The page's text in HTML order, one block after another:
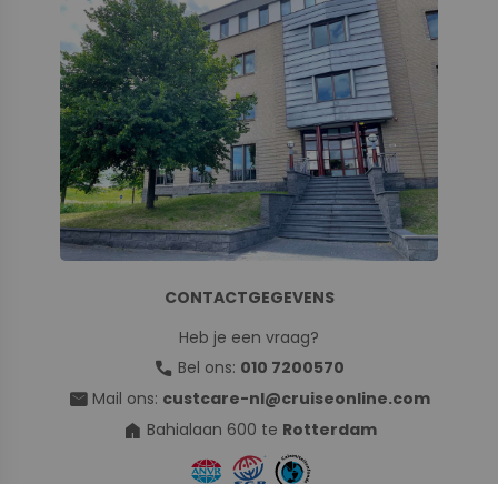
CONTACTGEGEVENS
Heb je een vraag?
call Bel ons: 010 7200570
mail Mail ons: custcare-nl@cruiseonline.com
home Bahialaan 600 te Rotterdam